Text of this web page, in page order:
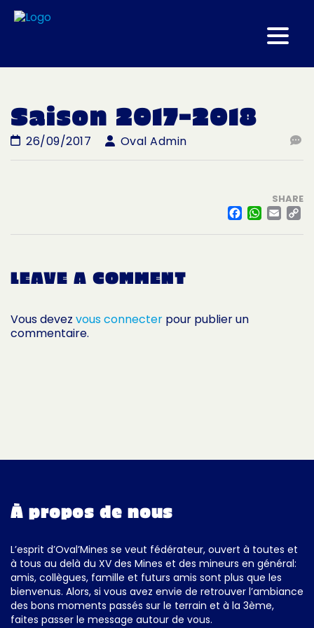
Saison 2017-2018
26/09/2017 Oval Admin
SHARE
LEAVE A COMMENT
Vous devez vous connecter pour publier un
commentaire.
À propos de nous
L’esprit d’Oval’Mines se veut fédérateur, ouvert à toutes et
à tous au delà du XV des Mines et des mineurs en général:
amis, collègues, famille et futurs amis sont plus que les
bienvenus. Alors, si vous avez envie de retrouver l’ambiance
des bons moments passés sur le terrain et à la 3ème,
faites passer le message autour de vous.